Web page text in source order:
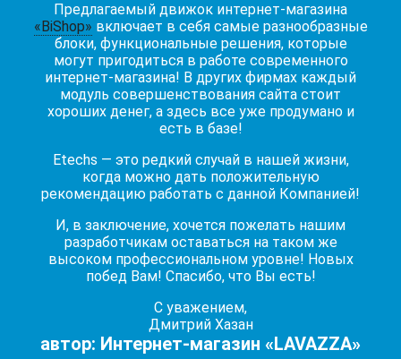
Предлагаемый движок интернет-магазина
«BiShop» включает в себя самые разнообразные
блоки, функциональные решения, которые
могут пригодиться в работе современного
интернет-магазина! В других фирмах каждый
модуль совершенствования сайта стоит
хороших денег, а здесь все уже продумано и
есть в базе!
Etechs — это редкий случай в нашей жизни,
когда можно дать положительную
рекомендацию работать с данной Компанией!
И, в заключение, хочется пожелать нашим
разработчикам оставаться на таком же
высоком профессиональном уровне! Новых
побед Вам! Спасибо, что Вы есть!
С уважением,
Дмитрий Хазан
автор: Интернет-магазин «LAVAZZA»